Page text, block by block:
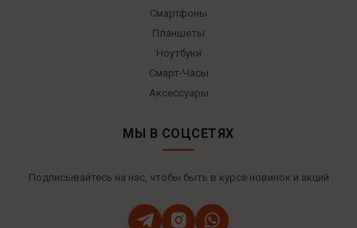
Смартфоны
Планшеты
Ноутбуки
Смарт-Часы
Аксессуары
МЫ В СОЦСЕТЯХ
Подписывайтесь на нас, чтобы быть в курсе новинок и акций